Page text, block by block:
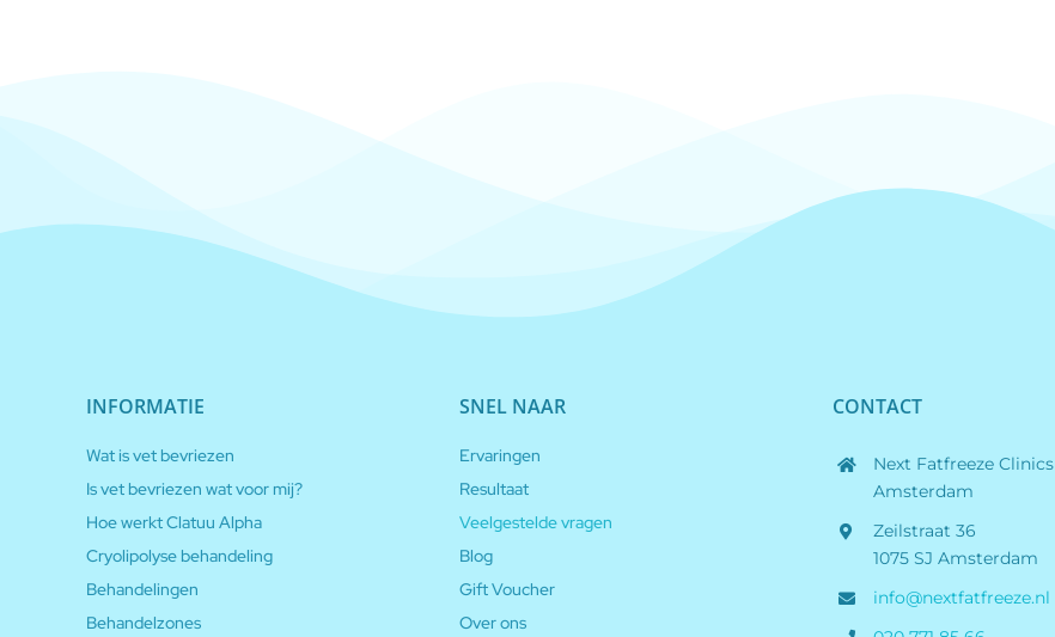
INFORMATIE
Wat is vet bevriezen
Is vet bevriezen wat voor mij?
Hoe werkt Clatuu Alpha
Cryolipolyse behandeling
Behandelingen
Behandelzones
SNEL NAAR
Ervaringen
Resultaat
Veelgestelde vragen
Blog
Gift Voucher
Over ons
CONTACT
Next Fatfreeze Clinics
Amsterdam
Zeilstraat 36
1075 SJ Amsterdam
info@nextfatfreeze.nl